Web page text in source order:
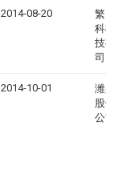
2014-08-20
繁昌
科机
技有
司
2014-10-01
潍柴
股份
公司